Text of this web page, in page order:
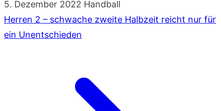
5. Dezember 2022 Handball
Herren 2 – schwache zweite Halbzeit reicht nur für
ein Unentschieden